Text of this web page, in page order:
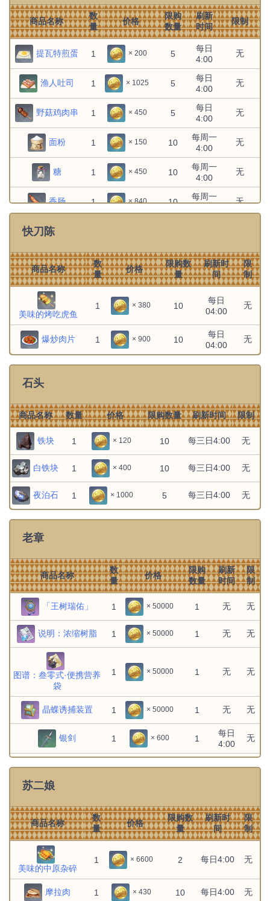
稻米 1 × 100 100 每日4:00 无
豆腐 1 × 100 100 每日4:00 无
× 120 每日4:00
× 120 每日4:00
商品名称
数
量
价格
限购
数量
刷新
时间
限制
提瓦特煎蛋 1 × 200 5
每日
4:00
无
渔人吐司 1 × 1025 5
每日
4:00
无
野菇鸡肉串 1 × 450 5
每日
4:00
无
面粉 1 × 150 10
每周一
4:00
无
糖 1 × 450 10
每周一
4:00
无
香肠 1 × 840 10
每周一
无
火腿
鱼肉 1 × 240 10
每日
4:00
无
螃蟹
每日
4:00
无
竹笋
每三日
4:00
× 300
每三日
4:00
蘑菇 1 × 180 10
每三日
4:00
无
胡萝卜 1 × 260 10
4:00
无
白萝卜 1 × 350 10
每三日
4:00
无
绝云椒椒 1 × 1000
每三日
无
食谱：烤吃虎鱼
食谱：米窝窝
1 × 1250 1 不刷新
冒险等级
10级
食谱：蜜汁叉烧
× 1250 1 不刷新
冒险等级
10级
食谱：香嫩椒椒鸡
1 × 2500 1 不刷新
冒险等级
15级
食谱：水晶虾
× 2500
冒险等级
食谱：凉拌薄荷
1 × 2500 1 不刷新
冒险等级
15级
食谱：蟹黄豆腐
1 × 2500 1 不刷新
冒险等级
20级
食谱：水煮黑背鲈
食谱：松鼠鱼
1 × 5000 1 不刷新
冒险等级
35级
食谱：来来菜
40级
快刀陈
商品名称
数
量
价格
限购数
量
刷新时
间
限
制
美味的烤吃虎鱼
1 × 380 10
每日
04:00
无
爆炒肉片 1 × 900 10
每日
04:00
无
石头
商品名称 数量 价格 限购数量 刷新时间 限制
铁块 1 × 120 10 每三日4:00 无
白铁块 1 × 400 10 每三日4:00 无
夜泊石 1 × 1000 5 每三日4:00 无
老章
商品名称
数
量
价格
限购
数量
刷新
时间
限
制
「王树瑞佑」 1 × 50000 1 无 无
说明：浓缩树脂 1 × 50000 1 无 无
图谱：叁零式·便携营养
袋
1 × 50000 1 无 无
晶蝶诱捕装置 1 × 50000 1 无 无
银剑 1 × 600 1
每日
4:00
无
佣兵重剑 1 × 600 1 无
口袋魔导书 1 × 600 1
每日
4:00
无
历练的猎弓 1 × 600
4:00
无
苏二娘
商品名称
数
量
价格
限购数
量
刷新时
间
限
制
美味的中原杂碎
1 × 6600 2 每日4:00 无
摩拉肉 1 × 430 10 每日4:00 无